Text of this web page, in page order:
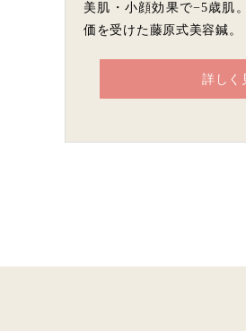
美肌・小顔効果で−5歳肌
価を受けた藤原式美容鍼。
詳しく